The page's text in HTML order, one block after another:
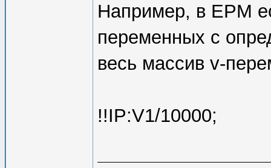
Например, в ЕРМ
переменных с
весь массив v-
!!IP:V1/10000;